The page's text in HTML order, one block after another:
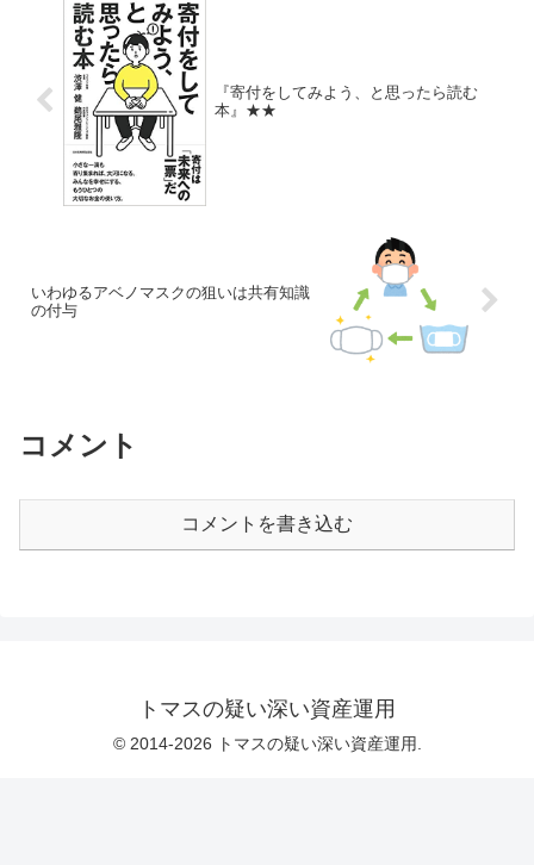
『寄付をしてみよう、と思ったら読む
本』★★
いわゆるアベノマスクの狙いは共有知識
の付与
コメント
コメントを書き込む
トマスの疑い深い資産運用
© 2014-2026 トマスの疑い深い資産運用.